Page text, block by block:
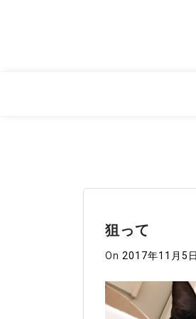
狙って
On 2017年11月5日